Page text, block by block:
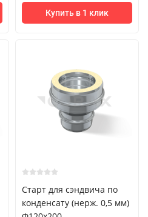
Купить в 1 клик
Старт для сэндвича по
конденсату (нерж. 0,5 мм)